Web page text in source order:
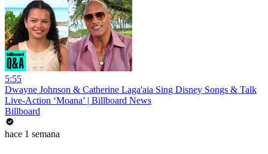
5:55
Dwayne Johnson & Catherine Laga'aia Sing Disney Songs & Talk
Live-Action ‘Moana’ | Billboard News
Billboard
hace 1 semana